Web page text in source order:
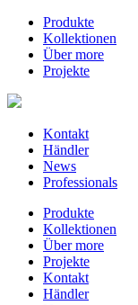
Produkte
Kollektionen
Über more
Projekte
Kontakt
Händler
News
Professionals
Produkte
Kollektionen
Über more
Projekte
Kontakt
Händler